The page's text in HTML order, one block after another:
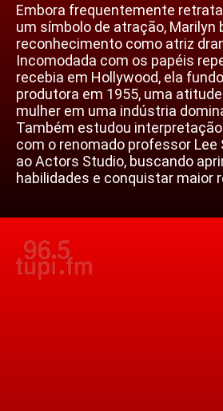
Embora frequentemente
um símbolo de atração, Marilyn
reconhecimento como atriz
Incomodada com os papéis
recebia em Hollywood, ela
produtora em 1955, uma
mulher em uma indústria
Também estudou
com o renomado professor Lee
ao Actors Studio, buscando
habilidades e conquistar maior